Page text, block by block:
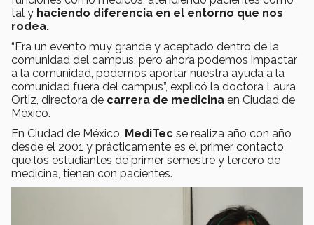
tal y haciendo diferencia en el entorno que nos
rodea.
“Era un evento muy grande y aceptado dentro de la
comunidad del campus, pero ahora podemos impactar
a la comunidad, podemos aportar nuestra ayuda a la
comunidad fuera del campus”, explicó la doctora Laura
Ortiz, directora de carrera de medicina en Ciudad de
México.
En Ciudad de México, MediTec se realiza año con año
desde el 2001 y prácticamente es el primer contacto
que los estudiantes de primer semestre y tercero de
medicina, tienen con pacientes.